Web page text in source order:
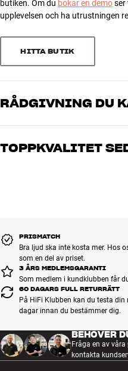
Utförande i metall
Dold kabelränna för två kablar
2
Sortera efter
butiken. Om du bokar en demoser
upplevelsen och ha utrustningen
HITTA BUTIK
RÅDGIVNING DU
Våra medarbetare är riktiga
vad du drömmer om, så hjälper vi
TOPPKVALITET
PRISMATCH
Bra ljud ska inte kosta mer. Hos
som en del av priset.
3 ÅRS MEDLEMSGARANTI
Som medlem i kundklubben får
60 DAGARS FULL RETURRÄTT
På HiFi Klubben kan du testa
dagar innan du bestämmer dig.
BEHÖVER
Fråga en av våra
kontakta